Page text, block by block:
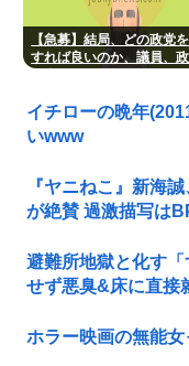
【急募】結局、どの政党
すれば良いのか、議員、
イチローの晩年
いwww
『ヤニねこ』新海
が絶賛 過激描写は
避難所地獄と化す
せず悪臭&床に直接
ホラー映画の無能